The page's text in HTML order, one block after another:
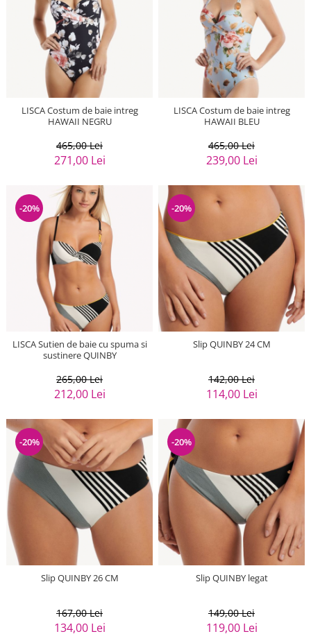
LISCA Costum de baie intreg
HAWAII NEGRU
465,00 Lei
271,00 Lei
LISCA Costum de baie intreg
HAWAII BLEU
465,00 Lei
239,00 Lei
-20%
LISCA Sutien de baie cu spuma si
sustinere QUINBY
265,00 Lei
212,00 Lei
-20%
Slip QUINBY 24 CM
142,00 Lei
114,00 Lei
-20%
Slip QUINBY 26 CM
167,00 Lei
134,00 Lei
-20%
Slip QUINBY legat
149,00 Lei
119,00 Lei